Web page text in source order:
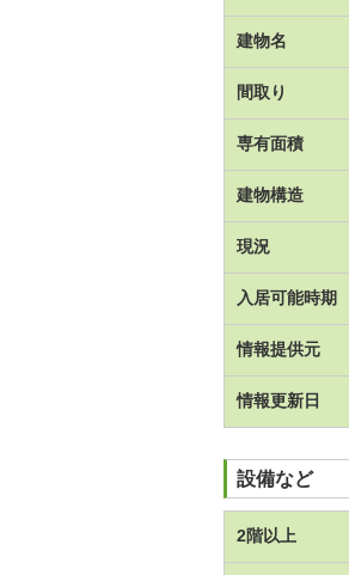
建物名
間取り
専有面積
建物構造
現況
入居可能時期
情報提供元
情報更新日
設備など
2階以上